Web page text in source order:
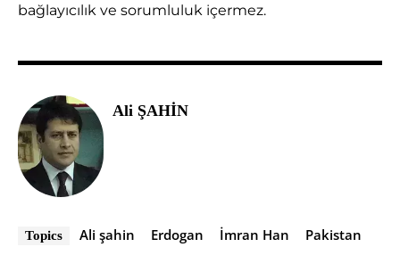
bağlayıcılık ve sorumluluk içermez.
Ali ŞAHİN
Topics Ali şahin Erdogan İmran Han Pakistan